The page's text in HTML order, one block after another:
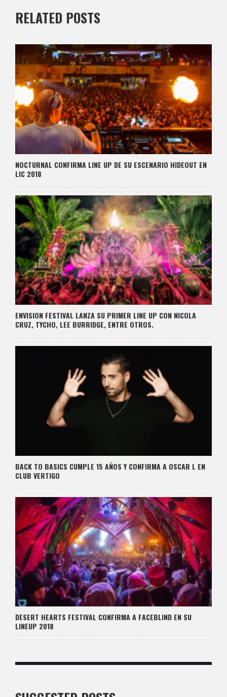
RELATED POSTS
NOCTURNAL CONFIRMA LINE UP DE SU ESCENARIO HIDEOUT EN
LIC 2018
ENVISION FESTIVAL LANZA SU PRIMER LINE UP CON NICOLA
CRUZ, TYCHO, LEE BURRIDGE, ENTRE OTROS.
BACK TO BASICS CUMPLE 15 AÑOS Y CONFIRMA A OSCAR L EN
CLUB VERTIGO
DESERT HEARTS FESTIVAL CONFIRMA A FACEBLIND EN SU
LINEUP 2018